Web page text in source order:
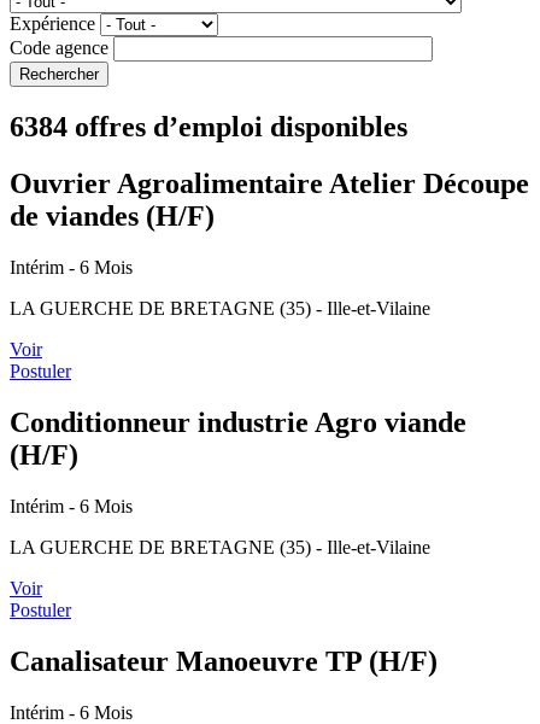
Expérience
Code agence
6384 offres d’emploi disponibles
Ouvrier Agroalimentaire Atelier Découpe
de viandes (H/F)
Intérim - 6 Mois
LA GUERCHE DE BRETAGNE (35) - Ille-et-Vilaine
Voir
Postuler
Conditionneur industrie Agro viande
(H/F)
Intérim - 6 Mois
LA GUERCHE DE BRETAGNE (35) - Ille-et-Vilaine
Voir
Postuler
Canalisateur Manoeuvre TP (H/F)
Intérim - 6 Mois